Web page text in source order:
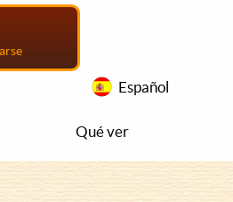
Español
Qué ver